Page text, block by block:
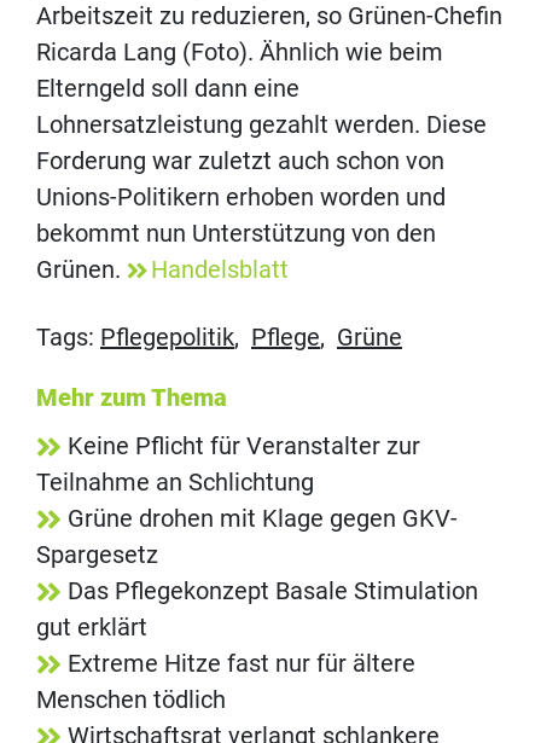
Arbeitszeit zu reduzieren, so Grünen-Chefin
Ricarda Lang (Foto). Ähnlich wie beim
Elterngeld soll dann eine
Lohnersatzleistung gezahlt werden. Diese
Forderung war zuletzt auch schon von
Unions-Politikern erhoben worden und
bekommt nun Unterstützung von den
Grünen.
Handelsblatt
Tags: Pflegepolitik, Pflege, Grüne
Mehr zum Thema
Keine Pflicht für Veranstalter zur
Teilnahme an Schlichtung
Grüne drohen mit Klage gegen GKV-
Spargesetz
Das Pflegekonzept Basale Stimulation
gut erklärt
Extreme Hitze fast nur für ältere
Menschen tödlich
Wirtschaftsrat verlangt schlankere